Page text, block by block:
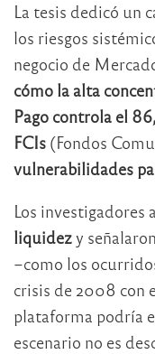
La tesis dedicó un
los riesgos
negocio de
cómo la alta
Pago controla el
FCIs (Fondos
vulnerabilidades
Los investigadores
liquidezy
–como los
crisis de 2008 con
plataforma podría
escenario no es